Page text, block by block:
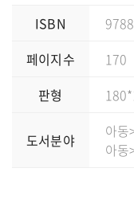
ISBN
페이지수
170
판형
도서분야 아동
아동